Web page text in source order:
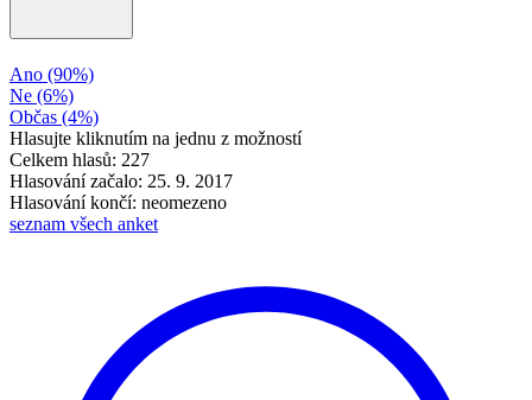
Ano (90%)
Ne (6%)
Občas (4%)
Hlasujte kliknutím na jednu z možností
Celkem hlasů: 227
Hlasování začalo: 25. 9. 2017
Hlasování končí: neomezeno
seznam všech anket